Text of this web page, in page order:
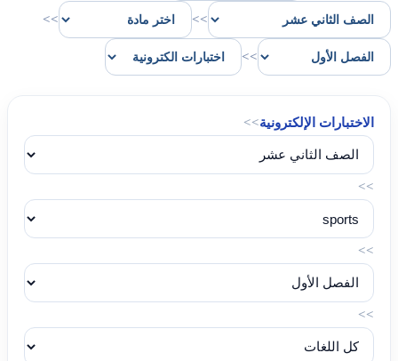
>>
>>
>>
الاختبارات الإلكترونية>>
>>
>>
>>